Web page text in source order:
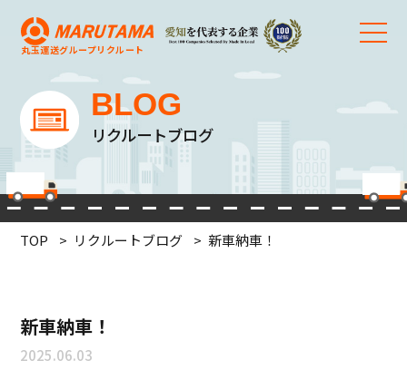
丸玉運送グループリクルート
BLOG
リクルートブログ
TOP リクルートブログ 新車納車！
新車納車！
2025.06.03